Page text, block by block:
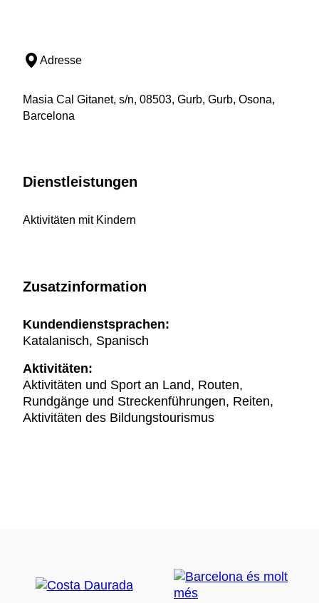
Adresse
Masia Cal Gitanet, s/n, 08503, Gurb, Gurb, Osona,
Barcelona
Dienstleistungen
Aktivitäten mit Kindern
Zusatzinformation
Kundendienstsprachen:
Katalanisch, Spanisch
Aktivitäten:
Aktivitäten und Sport an Land, Routen,
Rundgänge und Streckenführungen, Reiten,
Aktivitäten des Bildungstourismus